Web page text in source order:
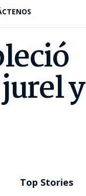
y
Top Stories